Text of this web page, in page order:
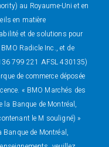
au Royaume-Uni et en
en matière
et de solutions pour
Radicle Inc., et de
799 221 AFSL 430135)
de commerce déposée
« BMO Marchés des
la Banque de Montréal,
le M souligné) »
Banque de Montréal,